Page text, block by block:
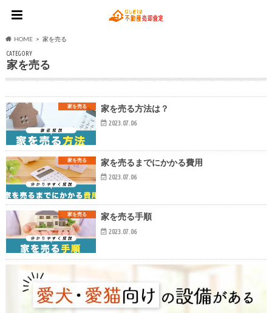
HOME 家を売る
CATEGORY
家を売る
家を売る 家を売る方法は？
2023.07.06
家を売る 家を売るまでにかかる費用
2023.07.06
家を売る 家を売る手順
2023.07.06